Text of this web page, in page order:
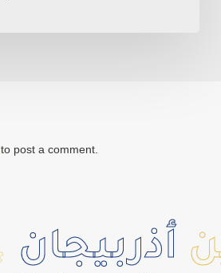
to post a comment.
✱ أذربيجان